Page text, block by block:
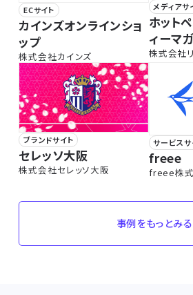
ECサイト
カインズオンラインショ
ップ
株式会社カインズ
メディアサ
ホット
ィーマ
株式会社
ブランドサイト
セレッソ大阪
株式会社セレッソ大阪
サービスサ
freee
freee株
事例をもっとみる